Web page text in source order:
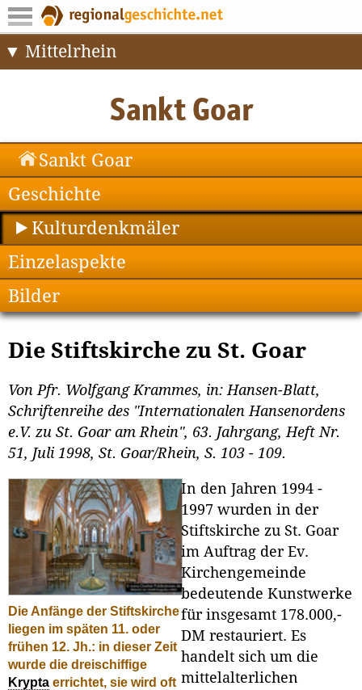
Mittelrhein
Sankt Goar
Geschichte
Kulturdenkmäler
Einzelaspekte
Bilder
Die Stiftskirche zu St. Goar
Von Pfr. Wolfgang Krammes, in: Hansen-Blatt,
Schriftenreihe des "Internationalen Hansenordens
e.V. zu St. Goar am Rhein", 63. Jahrgang, Heft Nr.
51, Juli 1998, St. Goar/Rhein, S. 103 - 109.
Die Anfänge der Stiftskirche
liegen im späten 11. oder
frühen 12. Jh.: in dieser Zeit
wurde die dreischiffige
Krypta errichtet, sie wird oft
In den Jahren 1994 -
1997 wurden in der
Stiftskirche zu St. Goar
im Auftrag der Ev.
Kirchengemeinde
bedeutende Kunstwerke
für insgesamt 178.000,-
DM restauriert. Es
handelt sich um die
mittelalterlichen